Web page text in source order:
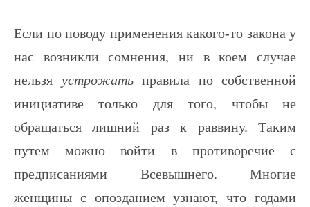
Если по поводу применения какого-то закона у
нас возникли сомнения, ни в коем случае
нельзя устрожатьправила по собственной
инициативе только для того, чтобы не
обращаться лишний раз к раввину. Таким
путем можно войти в противоречие с
предписаниями Всевышнего. Многие
женщины с опозданием узнают, что годами